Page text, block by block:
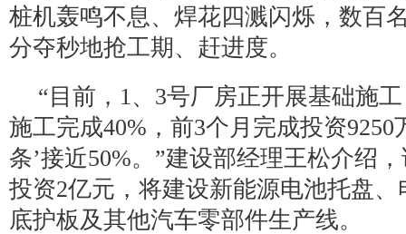
桩机轰鸣不息、焊花四溅闪烁，数百
分夺秒地抢工期、赶进度。
“目前，1、3号厂房正开展基础施
施工完成40%，前3个月完成投资9250
条’接近50%。”建设部经理王松介绍
投资2亿元，将建设新能源电池托盘
底护板及其他汽车零部件生产线。